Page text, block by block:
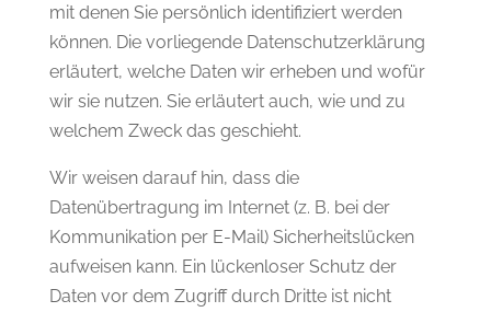
mit denen Sie persönlich identifiziert werden
können. Die vorliegende Datenschutzerklärung
erläutert, welche Daten wir erheben und wofür
wir sie nutzen. Sie erläutert auch, wie und zu
welchem Zweck das geschieht.
Wir weisen darauf hin, dass die
Datenübertragung im Internet (z. B. bei der
Kommunikation per E-Mail) Sicherheitslücken
aufweisen kann. Ein lückenloser Schutz der
Daten vor dem Zugriff durch Dritte ist nicht